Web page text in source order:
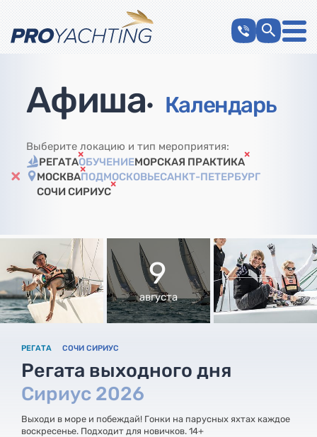
Афиша• Календарь
Выберите локацию и тип мероприятия:
РЕГАТАОБУЧЕНИЕМОРСКАЯ ПРАКТИКА
МОСКВАПОДМОСКОВЬЕСАНКТ-ПЕТЕРБУРГ
СОЧИ СИРИУС
9
августа
РЕГАТА СОЧИ СИРИУС
Регата выходного дня
Сириус 2026
Выходи в море и побеждай! Гонки на парусных яхтах каждое
воскресенье. Подходит для новичков. 14+